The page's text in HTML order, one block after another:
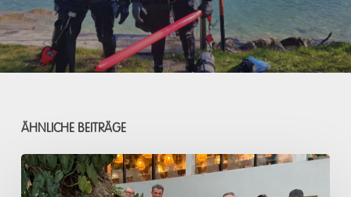
ÄHNLICHE BEITRÄGE
Acacia
Resort,